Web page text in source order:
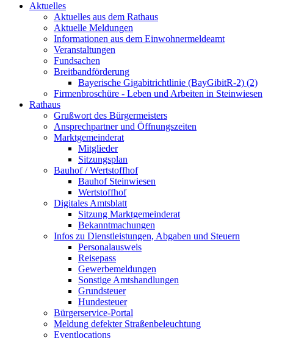
Aktuelles
Aktuelles aus dem Rathaus
Aktuelle Meldungen
Informationen aus dem Einwohnermeldeamt
Veranstaltungen
Fundsachen
Breitbandförderung
Bayerische Gigabitrichtlinie (BayGibitR-2) (2)
Firmenbroschüre - Leben und Arbeiten in Steinwiesen
Rathaus
Grußwort des Bürgermeisters
Ansprechpartner und Öffnungszeiten
Marktgemeinderat
Mitglieder
Sitzungsplan
Bauhof / Wertstoffhof
Bauhof Steinwiesen
Wertstoffhof
Digitales Amtsblatt
Sitzung Marktgemeinderat
Bekanntmachungen
Infos zu Dienstleistungen, Abgaben und Steuern
Personalausweis
Reisepass
Gewerbemeldungen
Sonstige Amtshandlungen
Grundsteuer
Hundesteuer
Bürgerservice-Portal
Meldung defekter Straßenbeleuchtung
Eventlocations